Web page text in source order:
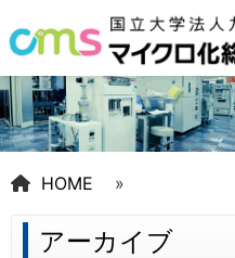
HOME »
アーカイブ